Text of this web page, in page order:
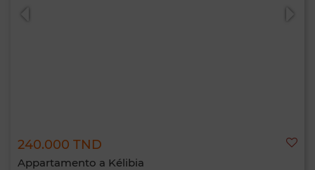
240.000 TND
Appartamento a Kélibia